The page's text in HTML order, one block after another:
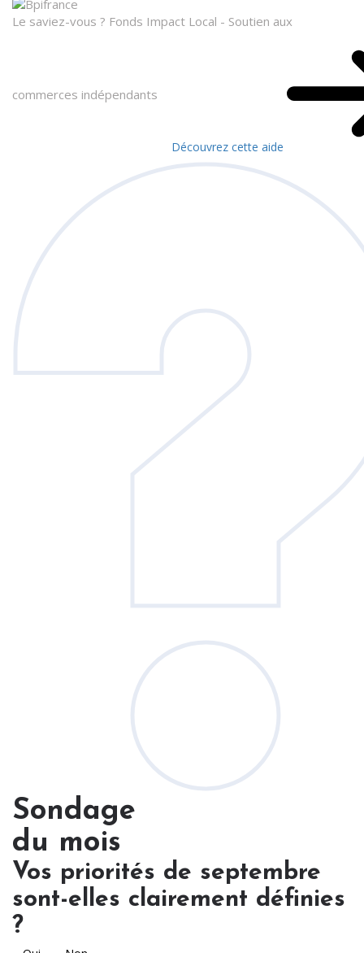
Le saviez-vous ? Fonds Impact Local - Soutien aux
commerces indépendants
Découvrez cette aide
Sondage
du mois
Vos priorités de septembre
sont-elles clairement définies
?